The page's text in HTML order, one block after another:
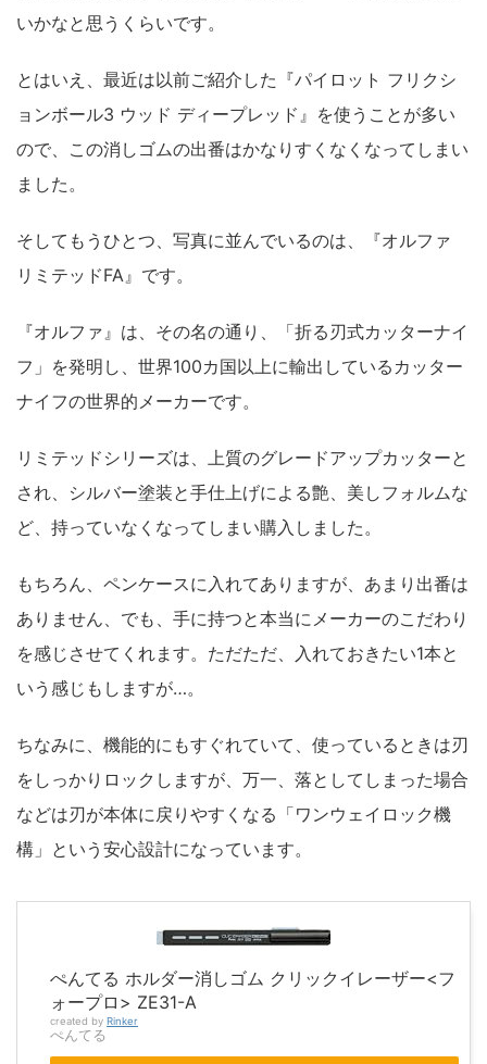
いかなと思うくらいです。
とはいえ、最近は以前ご紹介した『パイロット フリクシ
ョンボール3 ウッド ディープレッド』を使うことが多い
ので、この消しゴムの出番はかなりすくなくなってしまい
ました。
そしてもうひとつ、写真に並んでいるのは、
『オルファ
リミテッドFA』 です。
『オルファ』は、その名の通り、「折る刃式カッターナイ
フ」を発明し、世界100カ国以上に輸出しているカッター
ナイフの世界的メーカーです。
リミテッドシリーズは、上質のグレードアップカッターと
され、シルバー塗装と手仕上げによる艶、美しフォルムな
ど、持っていなくなってしまい購入しました。
もちろん、ペンケースに入れてありますが、あまり出番は
ありません、でも、手に持つと本当にメーカーのこだわり
を感じさせてくれます。ただただ、入れておきたい1本と
いう感じもしますが…。
ちなみに、機能的にもすぐれていて、使っているときは刃
をしっかりロックしますが、万一、落としてしまった場合
などは刃が本体に戻りやすくなる「ワンウェイロック機
構」という安心設計になっています。
ぺんてる ホルダー消しゴム クリックイレーザー<フ
ォープロ> ZE31-A
created by Rinker
ぺんてる